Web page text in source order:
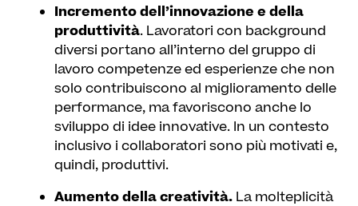
Incremento dell’innovazione e della
produttività. Lavoratori con background
diversi portano all’interno del gruppo di
lavoro competenze ed esperienze che non
solo contribuiscono al miglioramento delle
performance, ma favoriscono anche lo
sviluppo di idee innovative. In un contesto
inclusivo i collaboratori sono più motivati e,
quindi, produttivi.
Aumento della creatività. La molteplicità